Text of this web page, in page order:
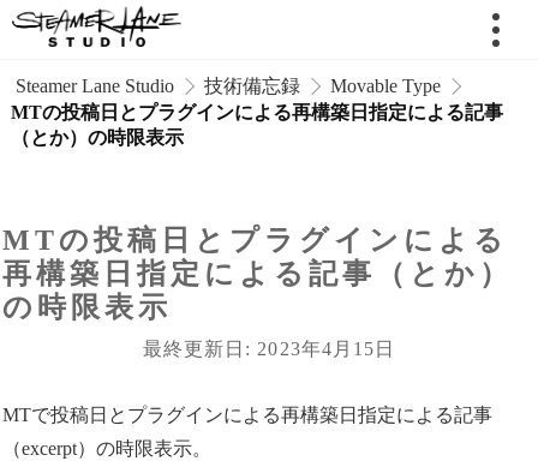
Steamer Lane Studio 技術備忘録
Movable Type
MTの投稿日とプラグインによる再構築日指定による記事
（とか）の時限表示
MTの投稿日とプラグインによる
再構築日指定による記事（とか）
の時限表示
最終更新日: 2023年4月15日
MTで投稿日とプラグインによる再構築日指定による記事
（excerpt）の時限表示。